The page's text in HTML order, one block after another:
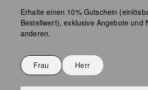
Nicht für den Trockner geeignet
Keine chemische Reinigung möglich
Nicht waschen
Erhalte einen 10% Gutschein
Bestellwert), exklusive Angebote und
anderen.
Frau Herr